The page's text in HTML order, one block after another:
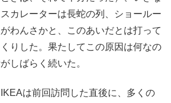
カレーターは長蛇の列、ショールー
わんさかと、このあいだとは打って
りした。果たしてこの原因は何なの
しばらく続いた。
は前回訪問した直後に、多くの